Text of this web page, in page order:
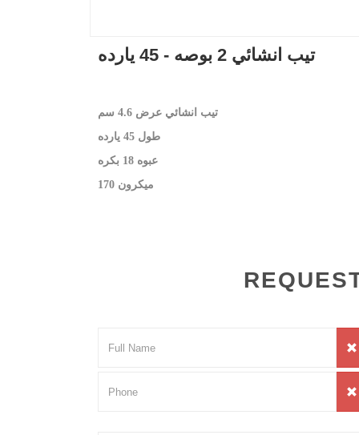
تيب انشائي 2 بوصه - 45 يارده
تيب انشائي عرض 4.6 سم
طول 45 يارده
عبوه 18 بكره
​170 ميكرون